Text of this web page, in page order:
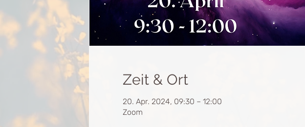
Zeit & Ort
20. Apr. 2024, 09:30 – 12:00
Zoom